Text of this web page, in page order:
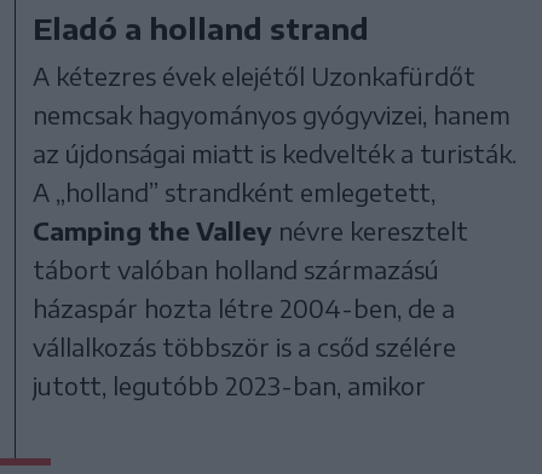
Eladó a holland strand
A kétezres évek elejétől Uzonkafürdőt
nemcsak hagyományos gyógyvizei, hanem
az újdonságai miatt is kedvelték a turisták.
A „holland” strandként emlegetett,
Camping the Valley névre keresztelt
tábort valóban holland származású
házaspár hozta létre 2004-ben, de a
vállalkozás többször is a csőd szélére
jutott, legutóbb 2023-ban, amikor